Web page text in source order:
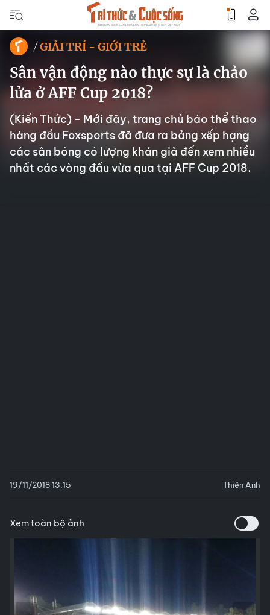
GIẢI TRÍ - GIỚI TRẺ
Sân vận động nào thực sự là chảo
lửa ở AFF Cup 2018?
(Kiến Thức) - Mới đây, trang chủ báo thể thao
hàng đầu Foxsports đã đưa ra bảng xếp hạng
các sân bóng có lượng khán giả đến xem nhiều
nhất các vòng đấu vừa qua tại AFF Cup 2018.
19/11/2018 13:15 Thiên Anh
Xem toàn bộ ảnh